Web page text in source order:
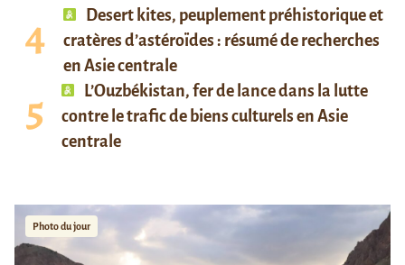
Desert kites, peuplement préhistorique et
cratères d’astéroïdes : résumé de recherches
en Asie centrale
L’Ouzbékistan, fer de lance dans la lutte
contre le trafic de biens culturels en Asie
centrale
Photo du jour